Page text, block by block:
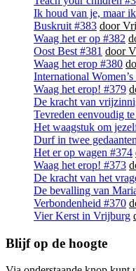
Ik houd van je, maar
Buskruit #383 door
Waag het er op #382
Oost Best #381 door
Waag het erop #380
International
Waag het erop! #379
De kracht van
Tevreden eenvoudig
Het waagstuk om
Durf in twee
Het er op wagen #374
Waag het erop! #373
De kracht van het
De bevalling van
Verbondenheid #370
Vier Kerst in Vrijburg
Blijf op de hoogte